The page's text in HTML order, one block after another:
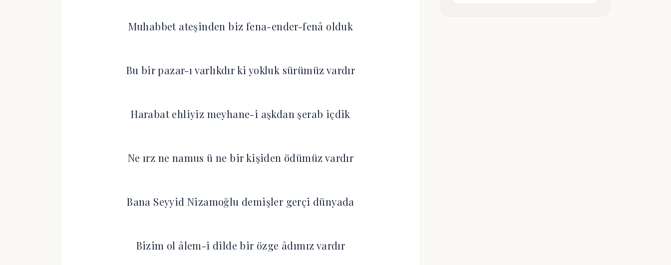
Muhabbet ateşinden biz fena-ender-fenâ olduk
Bu bir pazar-ı varlıkdır ki yokluk sürümüz vardır
Harabat ehliyiz meyhane-i aşkdan şerab içdik
Ne ırz ne namus ü ne bir kişiden ödümüz vardır
Bana Seyyid Nizamoğlu demişler gerçi dünyada
Bizim ol âlem-i dilde bir özge âdımız vardır